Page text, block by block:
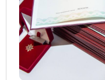
управления этим
Окружите себя
людьми!